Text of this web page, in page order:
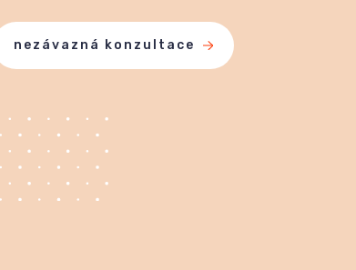
nezávazná konzultace